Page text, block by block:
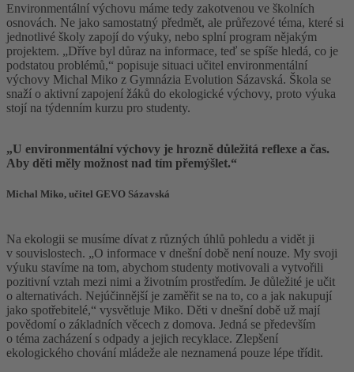
Environmentální výchovu máme tedy zakotvenou ve školních
osnovách. Ne jako samostatný předmět, ale průřezové téma, které si
jednotlivé školy zapojí do výuky, nebo splní program nějakým
projektem. „Dříve byl důraz na informace, teď se spíše hledá, co je
podstatou problémů,“ popisuje situaci učitel environmentální
výchovy Michal Miko z Gymnázia Evolution Sázavská. Škola se
snaží o aktivní zapojení žáků do ekologické výchovy, proto výuka
stojí na týdenním kurzu pro studenty.
„U environmentální výchovy je hrozně důležitá reflexe a čas.
Aby děti měly možnost nad tím přemýšlet.“
Michal Miko, učitel GEVO Sázavská
Na ekologii se musíme dívat z různých úhlů pohledu a vidět ji
v souvislostech. „O informace v dnešní době není nouze. My svoji
výuku stavíme na tom, abychom studenty motivovali a vytvořili
pozitivní vztah mezi nimi a životním prostředím. Je důležité je učit
o alternativách. Nejúčinnější je zaměřit se na to, co a jak nakupují
jako spotřebitelé,“ vysvětluje Miko. Děti v dnešní době už mají
povědomí o základních věcech z domova. Jedná se především
o téma zacházení s odpady a jejich recyklace. Zlepšení
ekologického chování mládeže ale neznamená pouze lépe třídit.